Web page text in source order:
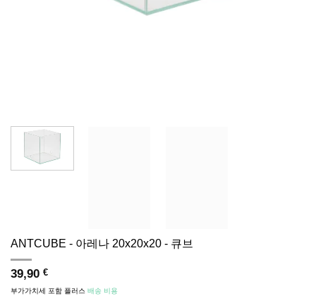
ANTCUBE - 아레나 20x20x20 - 큐브
39,90 €
부가가치세 포함 플러스 배송 비용